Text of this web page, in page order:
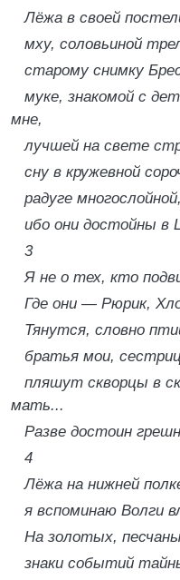
Лёжа в своей
мху, соловьиной
старому снимку
муке, знакомой с
мне,
лучшей на свете
сну в кружевной
радуге
ибо они достойны в
3
Я не о тех, кто
Где они — Рюрик,
Тянутся, словно
братья мои,
пляшут скворцы в
мать...
Разве достоин
4
Лёжа на нижней
я вспоминаю Волги
На золотых,
знаки событий